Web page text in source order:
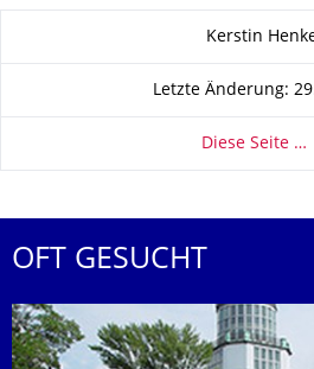
Kerstin
Letzte Änderung:
Diese Seite …
OFT GESUCHT